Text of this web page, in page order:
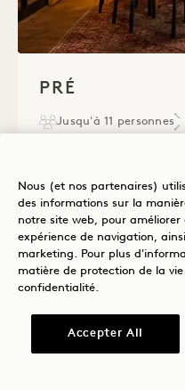
PRÉ
Jusqu'à 11 personnes
espace n'est pas
réunion, c'est un
idées prennent
ornée de la
ambiance
Nous (et nos partenaires)
des informations sur la
notre site web, pour améliorer
expérience de navigation,
marketing. Pour plus
matière de protection de la
confidentialité.
Accepter All